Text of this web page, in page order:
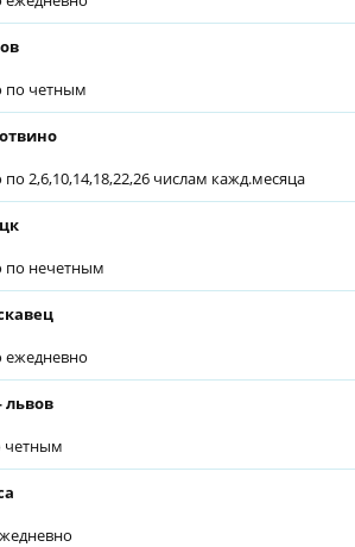
по четным
2,6,10,14,18,22,26 числам кажд.месяца
по нечетным
ежедневно
львов
четным